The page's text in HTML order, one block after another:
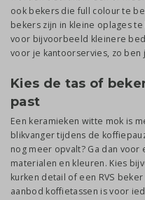
ook bekers die full colour te
bekers zijn in kleine oplages
voor bijvoorbeeld kleinere
voor je kantoorservies, zo
Kies de tas of
past
Een keramieken witte mok is
blikvanger tijdens de
nog meer opvalt? Ga dan
materialen en kleuren. Kies
kurken detail of een RVS
aanbod koffietassen is voor